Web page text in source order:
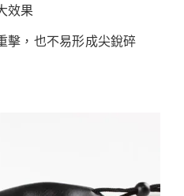
效果
擊，也不易形成尖銳碎